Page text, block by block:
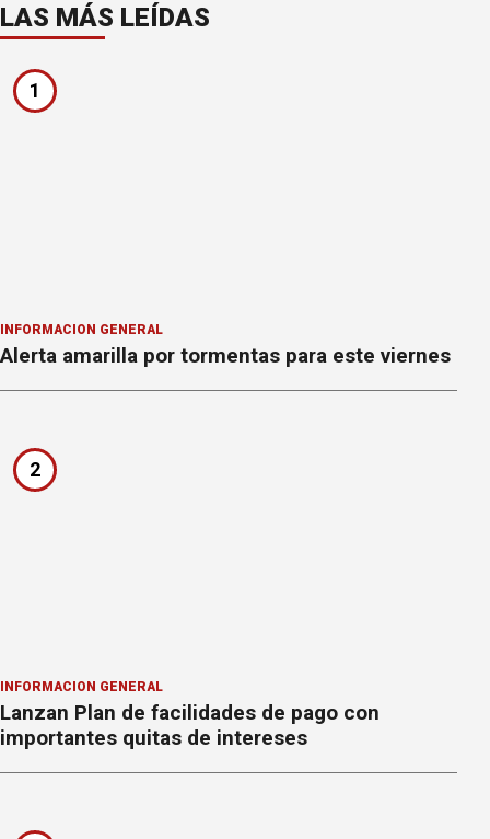
LAS MÁS LEÍDAS
1
INFORMACION GENERAL
Alerta amarilla por tormentas para este viernes
2
INFORMACION GENERAL
Lanzan Plan de facilidades de pago con
importantes quitas de intereses